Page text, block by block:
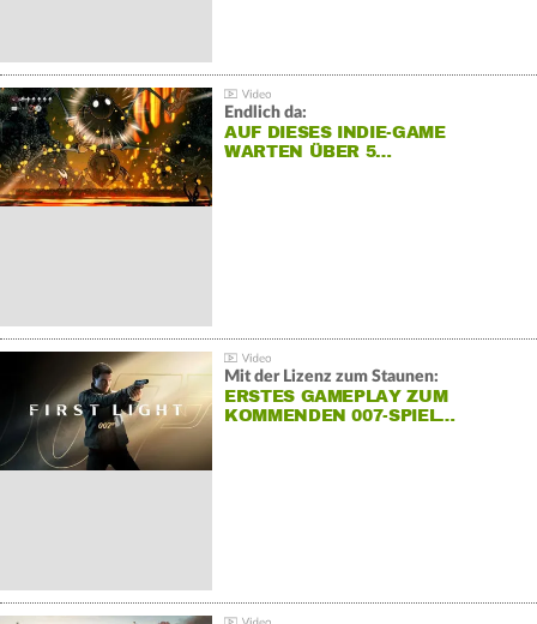
Endlich da:
AUF DIESES INDIE-GAME
WARTEN ÜBER 5…
Mit der Lizenz zum Staunen:
ERSTES GAMEPLAY ZUM
KOMMENDEN 007-SPIEL…